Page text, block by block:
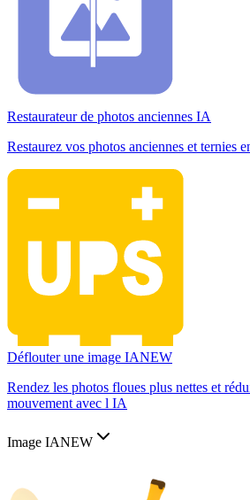
Restaurateur de photos anciennes IA
Restaurez vos photos anciennes et ternies
Déflouter une image IANEW
Rendez les photos floues plus nettes et
mouvement avec l IA
Image IANEW